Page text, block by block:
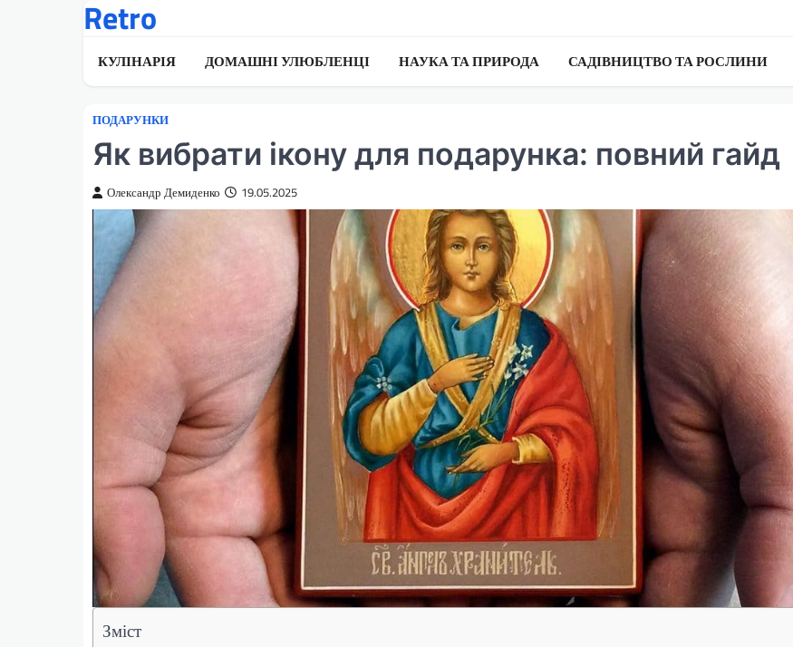
Retro
КУЛІНАРІЯ ДОМАШНІ УЛЮБЛЕНЦІ НАУКА ТА ПРИРОДА САДІВНИЦТВО ТА РОСЛИНИ
ПОДАРУНКИ
Як вибрати ікону для подарунка: повний гайд
Олександр Демиденко 19.05.2025
Зміст